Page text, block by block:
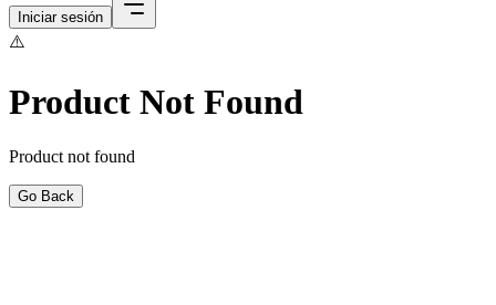
Iniciar sesión
⚠️
Product Not Found
Product not found
Go Back